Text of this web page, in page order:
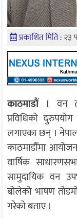
प्रकाशित मिति : २३
काठमाडौं । वन
प्रविधिको
लगाएका छन् ।
काठमाडौँमा
वार्षिक
सामुदायिक वन
बोलेको भाषण
गरेको बताए ।